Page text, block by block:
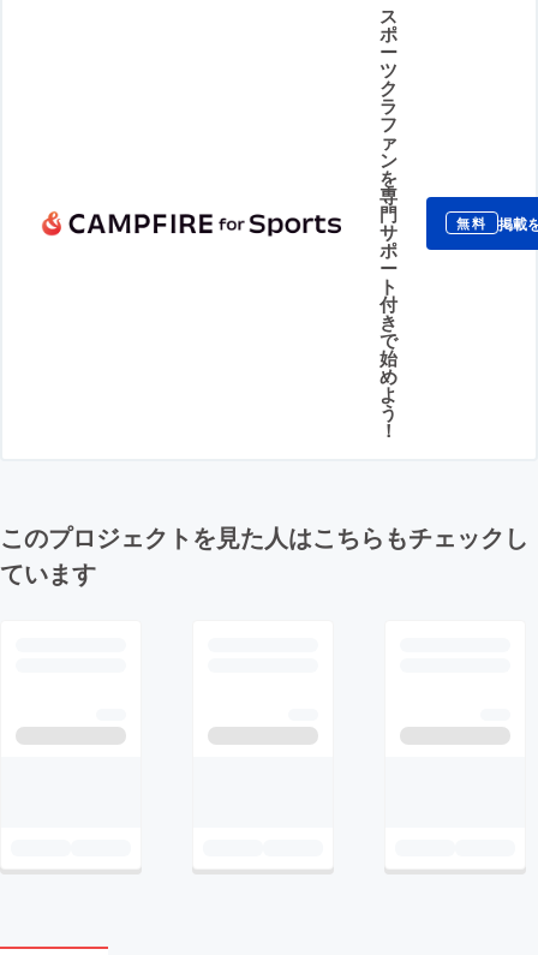
ス
ポ
ー
ツ
ク
ラ
フ
ァ
ン
を
専
門
サ
ポ
ー
ト
付
き
で
始
め
よ
う
！
無料 掲載
このプロジェクトを見た人はこちらもチェックし
ています